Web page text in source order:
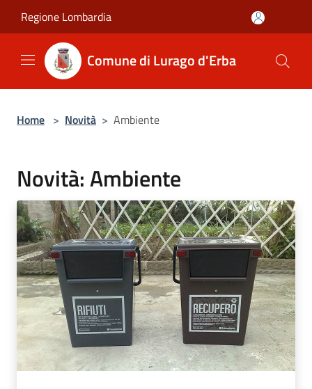
Regione Lombardia
Comune di Lurago d'Erba
Home > Novità > Ambiente
Novità: Ambiente